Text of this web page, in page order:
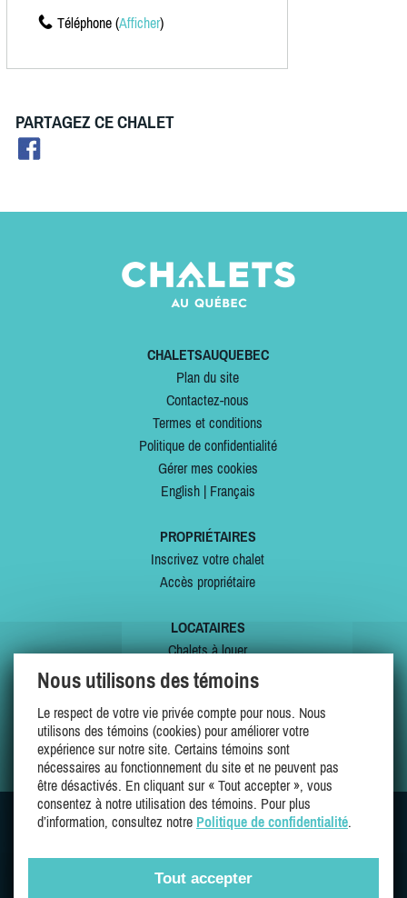
Téléphone (Afficher)
PARTAGEZ CE CHALET
CHALETSAUQUEBEC
Plan du site
Contactez-nous
Termes et conditions
Politique de confidentialité
Gérer mes cookies
English| Français
PROPRIÉTAIRES
Inscrivez votre chalet
Accès propriétaire
LOCATAIRES
Chalets à louer
Chalets à vendre
Offres spéciales
Mes favoris
SUIVEZ-NOUS SUR
Nous utilisons des témoins
Le respect de votre vie privée compte pour nous. Nous
utilisons des témoins (cookies) pour améliorer votre
expérience sur notre site. Certains témoins sont
nécessaires au fonctionnement du site et ne peuvent pas
être désactivés. En cliquant sur « Tout accepter », vous
consentez à notre utilisation des témoins. Pour plus
d’information, consultez notre Politique de confidentialité.
Tout accepter